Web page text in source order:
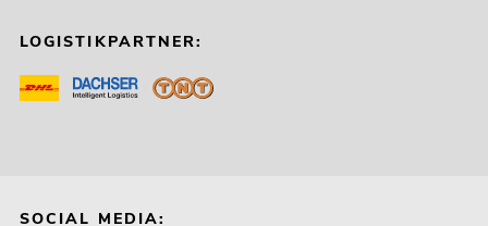
LOGISTIKPARTNER:
SOCIAL MEDIA: